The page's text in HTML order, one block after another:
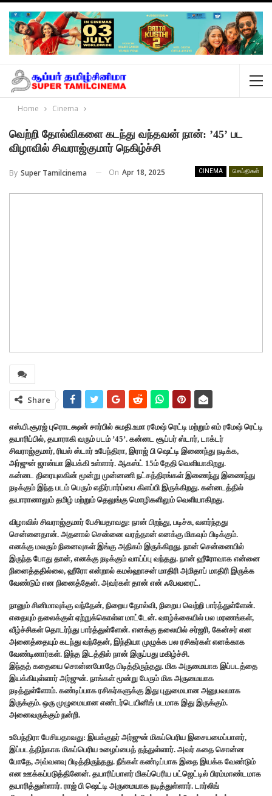
Home Cinema
வெற்றி தோல்விகளை கடந்து வந்தவன் நான்: ’45’ பட
விழாவில் சிவராஜ்குமார் நெகிழ்ச்சி
CINEMA செய்திகள்
By Super Tamilcinema On Apr 18, 2025
Share
எஸ்.பி.சூரஜ் புரொடக்ஷன் சார்பில் சுமதி.உமா ரமேஷ் ரெட்டி மற்றும் எம் ரமேஷ் ரெட்டி
தயாரிப்பில், தயாராகி வரும் படம் ’45’. கன்னட சூப்பர் ஸ்டார், டாக்டர்
சிவராஜ்குமார், ரியல் ஸ்டார் உபேந்திரா, இராஜ் பி ஷெட்டி இணைந்து நடிக்க,
அர்ஜுன் ஜான்யா இயக்கி உள்ளார். ஆகஸ்ட் 15ம் தேதி வெளியாகிறது.
கன்னட திரையுலகின் மூன்று முன்னணி நட்சத்திரங்கள் இணைந்து இணைந்து
நடிக்கும் இந்த படம் பெரும் எதிர்பார்ப்பை கிளப்பி இருக்கிறது. கன்னடத்தில்
தயாரானாலும் தமிழ் மற்றும் தெலுங்கு மொழிகளிலும் வெளியாகிறது.
விழாவில் சிவராஜ்குமார் பேசியதாவது: நான் பிறந்து, படிச்சு, வளர்ந்தது
சென்னைதான். அதனால் சென்னை வரத்தான் எனக்கு மிகவும் பிடிக்கும்.
எனக்கு மலரும் நினைவுகள் இங்கு அதிகம் இருக்கிறது. நான் சென்னையில்
இருந்த போது தான், எனக்கு நடிக்கும் வாய்ப்பு வந்தது. நான் ஹீரோவாக என்னை
நினைத்ததில்லை, ஹீரோ என்றால் கமல்ஹாசன் மாதிரி அமிதாப் மாதிரி இருக்க
வேண்டும் என நினைத்தேன். அவர்கள் தான் என் ஃபேவரைட்.
நானும் சினிமாவுக்கு வந்தேன், நிறைய தோல்வி, நிறைய வெற்றி பார்த்துள்ளேன்.
எதையும் தலைக்குள் ஏற்றுக்கொள்ள மாட்டேன். வாழ்க்கையில் பல மரணங்கள்,
வீழ்ச்சிகள் தொடர்ந்து பார்த்துள்ளேன். எனக்கு தலையில் சர்ஜரி, கேன்சர் என
அனைத்தையும் கடந்து வந்தேன், இந்தியா முழுக்க பல ரசிகர்கள் எனக்காக
வேண்டினார்கள். இந்த இடத்தில் நான் இருப்பது மகிழ்ச்சி.
இந்தத் கதையை சொன்னபோதே பிடித்திருந்தது. மிக அருமையாக இப்படத்தை
இயக்கியுள்ளார் அர்ஜுன். நாங்கள் மூன்று பேரும் மிக அருமையாக
நடித்துள்ளோம். கண்டிப்பாக ரசிகர்களுக்கு இது புதுமையான அனுபவமாக
இருக்கும். ஒரு முழுமையான எண்டர்டெயினிங் படமாக இது இருக்கும்.
அனைவருக்கும் நன்றி.
உபேந்திரா பேசியதாவது: இயக்குநர் அர்ஜுன் மிகப்பெரிய இசையமைப்பாளர்,
இப்படத்திற்காக மிகப்பெரிய உழைப்பைத் தந்துள்ளார். அவர் கதை சொன்ன
போதே, அவ்வளவு பிடித்திருந்தது. நீங்கள் கண்டிப்பாக இதை இயக்க வேண்டும்
என ஊக்கப்படுத்தினேன். தயாரிப்பாளர் மிகப்பெரிய பட்ஜெட்டில் பிரம்மாண்டமாக
தயாரித்துள்ளார். ராஜ் பி ஷெட்டி அருமையாக நடித்துள்ளார். டார்லிங்